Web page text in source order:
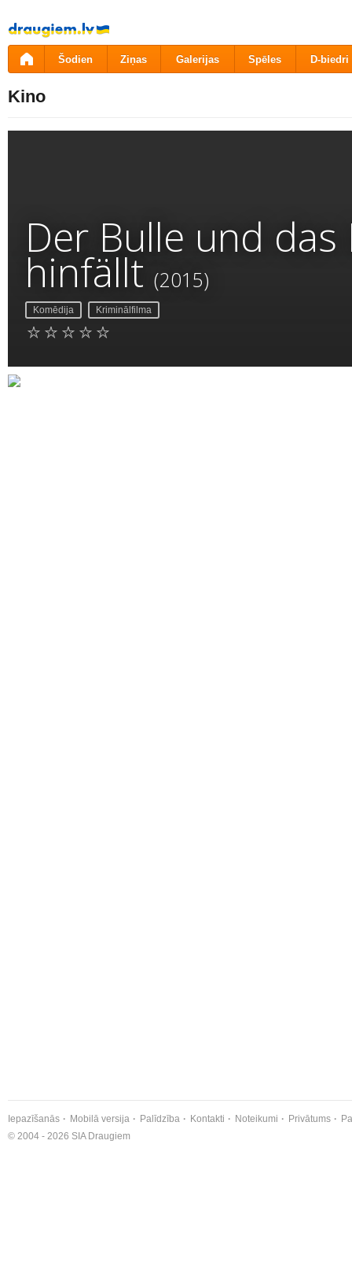
Pāriet
uz
saturu
Šodien Ziņas Galerijas Spēles D-biedri
Kino
Der Bulle und
hinfällt (2015)
Komēdija Kriminālfilma
Iepazīšanās Mobilā versija Palīdzība Kontakti Noteikumi Privātums
© 2004 - 2026 SIA Draugiem